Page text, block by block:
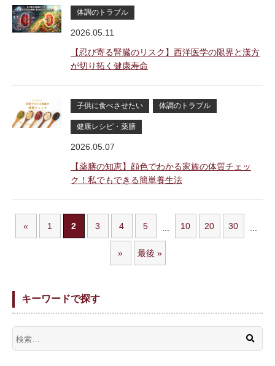
体調のトラブル
2026.05.11
【忍び寄る腎臓のリスク】西洋医学の限界と漢方
が切り拓く健康寿命
子供に食べさせたい 体調のトラブル
健康レシピ・薬膳
2026.05.07
【薬膳の知恵】顔色でわかる家族の体質チェッ
ク！私でもできる簡単養生法
« 1 2 3 4 5 10 20 30
» 最後 »
キーワードで探す